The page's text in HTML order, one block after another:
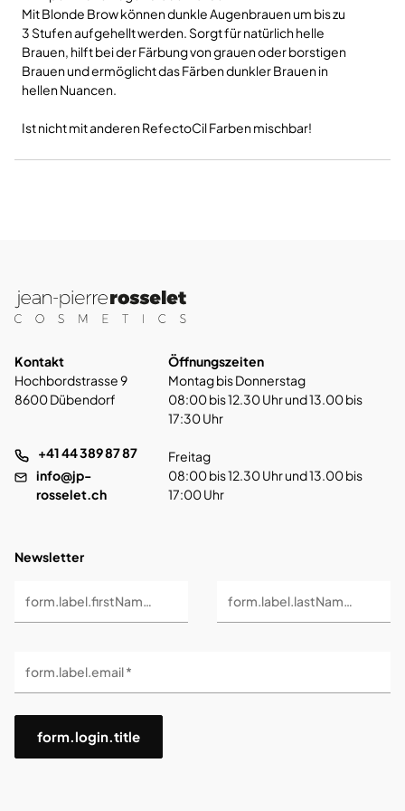
Mit Blonde Brow können dunkle Augenbrauen um bis zu
3 Stufen aufgehellt werden. Sorgt für natürlich helle
Brauen, hilft bei der Färbung von grauen oder borstigen
Brauen und ermöglicht das Färben dunkler Brauen in
hellen Nuancen.
Ist nicht mit anderen RefectoCil Farben mischbar!
Kontakt
Hochbordstrasse 9
8600 Dübendorf
+41 44 389 87 87
info@jp-
rosselet.ch
Öffnungszeiten
Montag bis Donnerstag
08:00 bis 12.30 Uhr und 13.00 bis
17:30 Uhr
Freitag
08:00 bis 12.30 Uhr und 13.00 bis
17:00 Uhr
Newsletter
form.label.firstName * form.label.lastName *
form.label.email *
form.login.title